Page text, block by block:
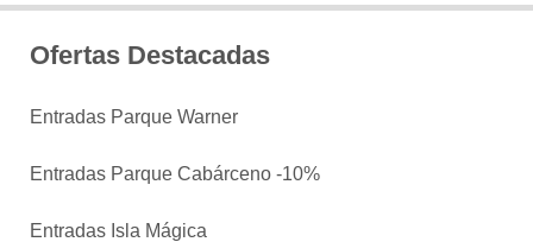
Ofertas Destacadas
Entradas Parque Warner
Entradas Parque Cabárceno -10%
Entradas Isla Mágica